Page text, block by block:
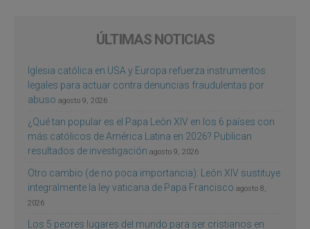
ÚLTIMAS NOTICIAS
Iglesia católica en USA y Europa refuerza instrumentos
legales para actuar contra denuncias fraudulentas por
abuso agosto 9, 2026
¿Qué tan popular es el Papa León XIV en los 6 países con
más católicos de América Latina en 2026? Publican
resultados de investigación agosto 9, 2026
Otro cambio (de no poca importancia): León XIV sustituye
integralmente la ley vaticana de Papa Francisco agosto 8,
2026
Los 5 peores lugares del mundo para ser cristianos en